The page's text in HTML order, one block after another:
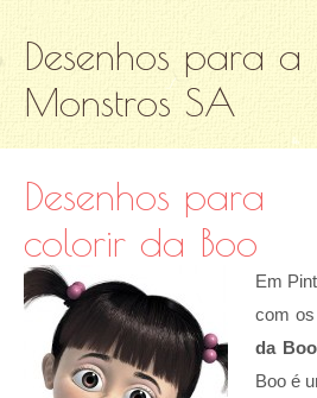
Desenhos para a
Monstros SA
Desenhos para
colorir da Boo
Em
com
da Boo
Boo é